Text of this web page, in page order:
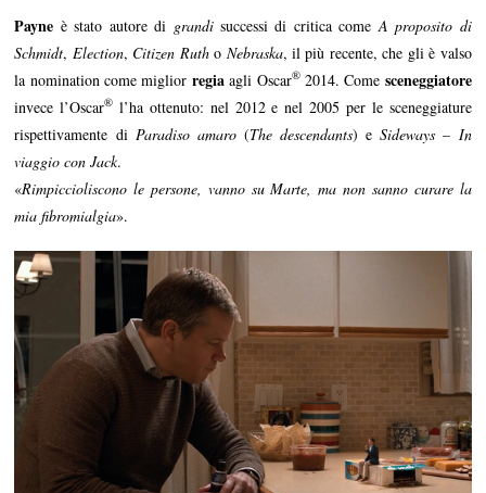
Payne è stato autore di grandisuccessi di critica come A proposito di
Schmidt, Election, Citizen Rutho Nebraska, il più recente, che gli è valso
la nomination come miglior regia agli Oscar®2014. Come sceneggiatore
invece l’Oscar® l’ha ottenuto: nel 2012 e nel 2005 per le sceneggiature
rispettivamente di Paradiso amaro(The descendants) eSideways – In
viaggio con Jack.
«Rimpiccioliscono le persone, vanno su Marte, ma non sanno curare la
mia fibromialgia».